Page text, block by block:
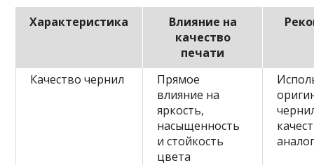
Характеристика
Влияние на
качество
печати
Качество чернил
Прямое
влияние на
яркость,
насыщенность
и стойкость
цвета